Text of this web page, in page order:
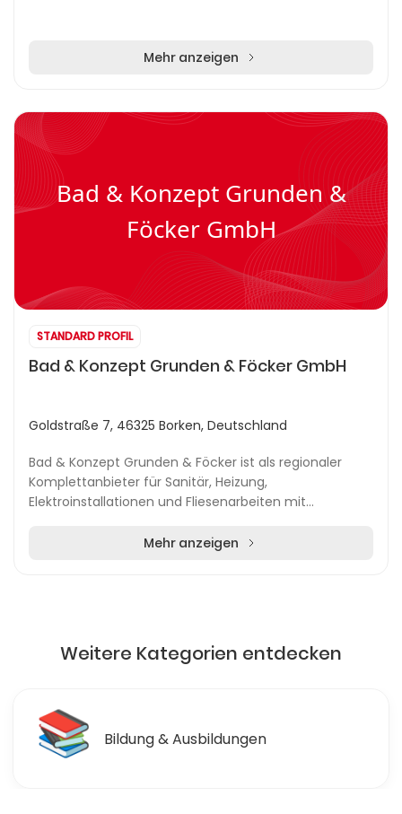
Mehr anzeigen
Bad & Konzept Grunden &
Föcker GmbH
STANDARD PROFIL
Bad & Konzept Grunden & Föcker GmbH
Goldstraße 7, 46325 Borken, Deutschland
Bad & Konzept Grunden & Föcker ist als regionaler
Komplettanbieter für Sanitär, Heizung,
Elektroinstallationen und Fliesenarbeiten mit
Mehr anzeigen
Weitere Kategorien entdecken
📚 Bildung & Ausbildungen